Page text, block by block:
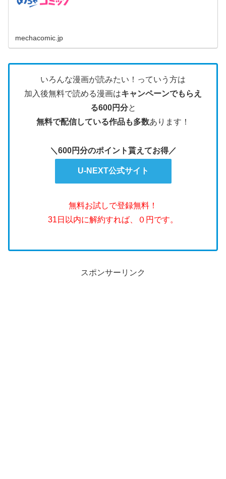
mechacomic.jp
いろんな漫画が読みたい！っていう方は
加入後無料で読める漫画はキャンペーンでもらえ
る600円分と
無料で配信している作品も多数あります！
＼600円分のポイント貰えてお得／
U-NEXT公式サイト
無料お試しで登録無料！
31日以内に解約すれば、０円です。
スポンサーリンク